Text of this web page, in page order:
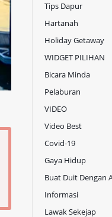
Tips Dapur
Hartanah
Holiday Getaway
WIDGET PILIHAN
Bicara Minda
Pelaburan
VIDEO
Video Best
Covid-19
Gaya Hidup
Buat Duit Dengan
Informasi
Lawak Sekejap